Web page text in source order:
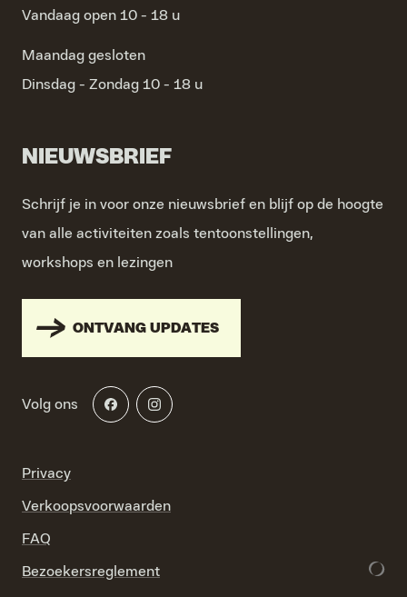
Vandaag open 10 - 18 u
Maandag gesloten
Dinsdag - Zondag 10 - 18 u
NIEUWSBRIEF
Schrijf je in voor onze nieuwsbrief en blijf op de hoogte
van alle activiteiten zoals tentoonstellingen,
workshops en lezingen
ONTVANG UPDATES
Volg ons
Privacy
Verkoopsvoorwaarden
FAQ
Bezoekersreglement